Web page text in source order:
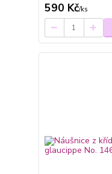
590 Kč/ks